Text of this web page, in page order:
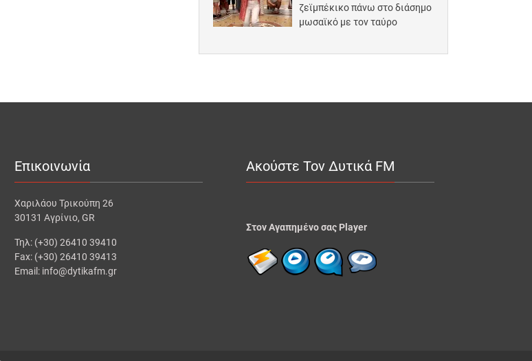
ζεϊμπέκικο πάνω στο διάσημο
μωσαϊκό με τον ταύρο
Επικοινωνία
Χαριλάου Τρικούπη 26
30131 Αγρίνιο, GR
Τηλ: (+30) 26410 39410
Fax: (+30) 26410 39413
Email: info@dytikafm.gr
Ακούστε Τον Δυτικά FM
Στον Αγαπημένο σας Player